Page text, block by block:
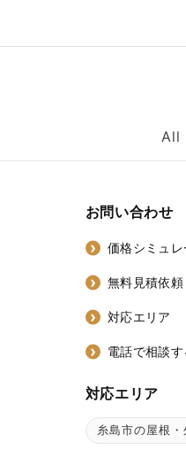
All
お問い合わせ
価格シミュ
無料見積依頼
対応エリア
電話で相談す
対応エリア
糸島市の屋根・